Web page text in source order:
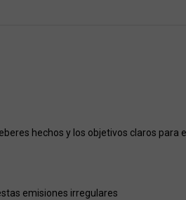
hechos y los objetivos claros para
emisiones irregulares